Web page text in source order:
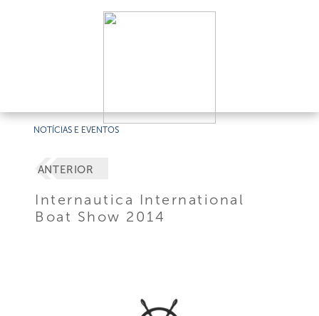
NOTÍCIAS E EVENTOS
ANTERIOR
Internautica International
Boat Show 2014